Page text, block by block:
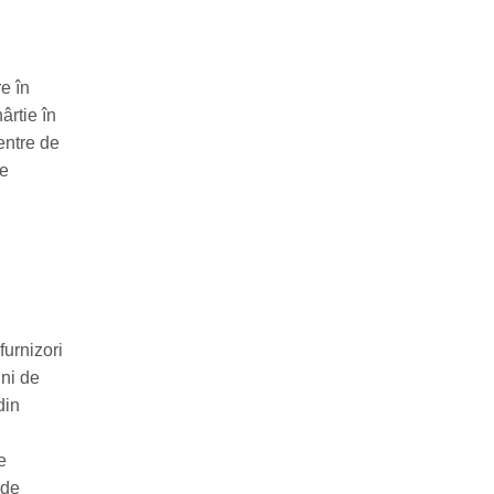
în
în
de
de